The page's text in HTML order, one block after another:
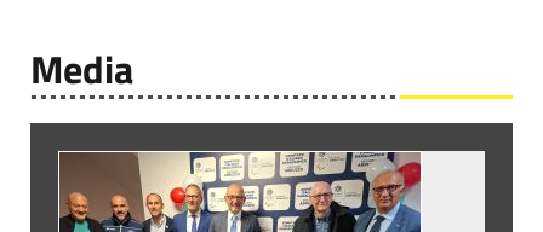
Media